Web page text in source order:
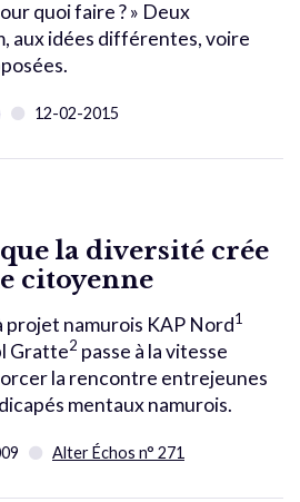
quoi faire ? » Deux
aux idées différentes, voire
12-02-2015
la diversité crée
citoyenne
projet namurois KAP Nord1
Gratte2 passe à la vitesse
la rencontre entrejeunes
mentaux namurois.
Alter Échos n° 271